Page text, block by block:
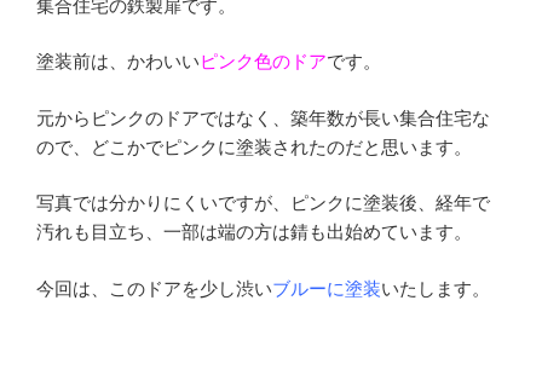
集合住宅の鉄製扉です。
塗装前は、かわいいピンク色のドアです。
元からピンクのドアではなく、築年数が長い集合住宅な
ので、どこかでピンクに塗装されたのだと思います。
写真では分かりにくいですが、ピンクに塗装後、経年で
汚れも目立ち、一部は端の方は錆も出始めています。
今回は、このドアを少し渋いブルーに塗装いたします。